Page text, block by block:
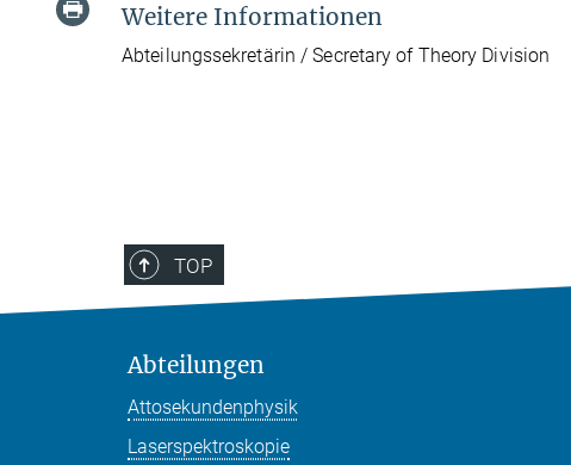
Weitere Informationen
Abteilungssekretärin / Secretary of Theory Division
TOP
Abteilungen
Attosekundenphysik
Laserspektroskopie